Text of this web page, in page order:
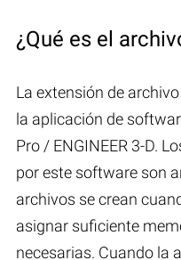
¿Qué es el
La extensión de
la aplicación de
Pro / ENGINEER 3-D.
por este software son
archivos se crean
asignar suficiente
necesarias. Cuando la